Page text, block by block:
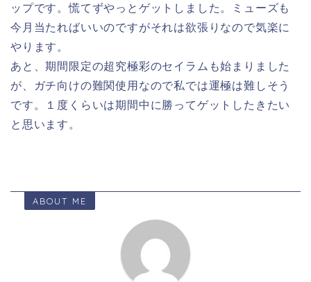
ップです。慌てずやっとゲットしました。ミューズも
今月当たればいいのですがそれは欲張りなので気楽に
やります。
あと、期間限定の超究極彩のセイラムも始まりました
が、ガチ向けの難関使用なので私では運極は難しそう
です。１度くらいは期間中に勝ってゲットしたきたい
と思います。
ABOUT ME